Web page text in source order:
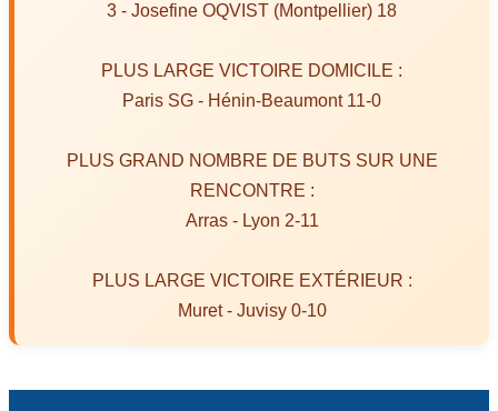
3 - Josefine OQVIST (Montpellier) 18
PLUS LARGE VICTOIRE DOMICILE :
Paris SG - Hénin-Beaumont 11-0
PLUS GRAND NOMBRE DE BUTS SUR UNE
RENCONTRE :
Arras - Lyon 2-11
PLUS LARGE VICTOIRE EXTÉRIEUR :
Muret - Juvisy 0-10